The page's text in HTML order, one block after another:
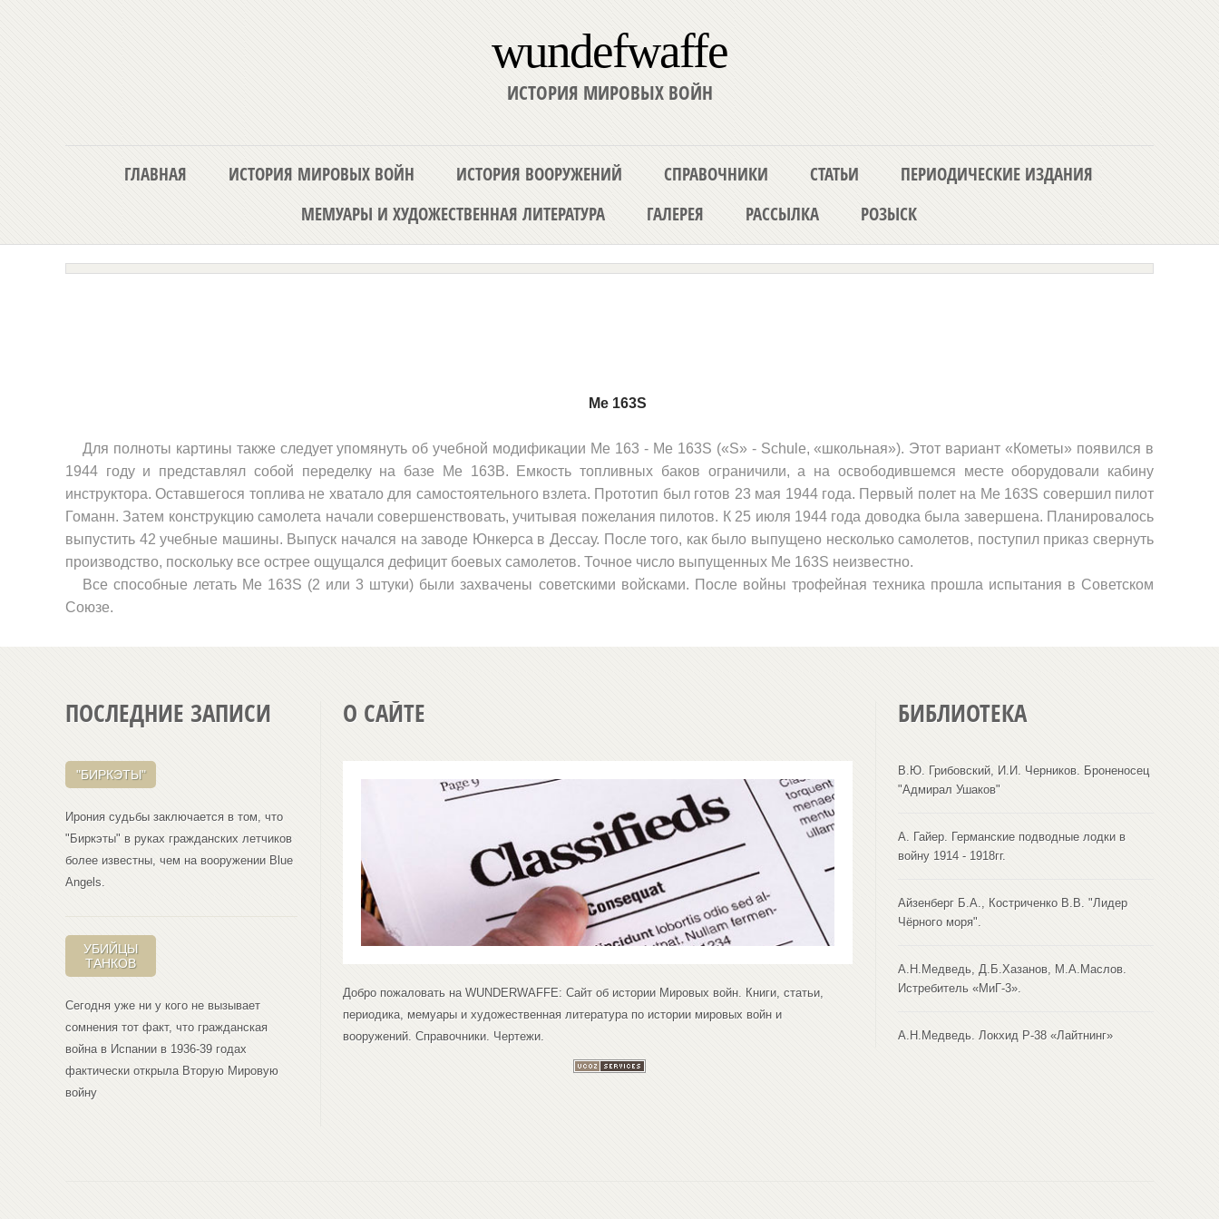
wundefwaffe
ИСТОРИЯ МИРОВЫХ ВОЙН
ГЛАВНАЯ ИСТОРИЯ МИРОВЫХ ВОЙН ИСТОРИЯ ВООРУЖЕНИЙ СПРАВОЧНИКИ СТАТЬИ
ПЕРИОДИЧЕСКИЕ ИЗДАНИЯ
МЕМУАРЫ И ХУДОЖЕСТВЕННАЯ ЛИТЕРАТУРА
ГАЛЕРЕЯ РАССЫЛКА РОЗЫСК
Me 163S
Для полноты картины также следу­ет упомянуть об учебной модификации Me 163 - Me 163S («S» - Schule, «школь­ная»). Этот вариант «Кометы» появил­ся в
1944 году и представлял собой пе­ределку на базе
Me 163 B. Емкость топ­ливных баков ограничили, а на осво­бодившемся месте оборудовали кабину
инструктора. Оставшегося топлива не хватало для самостоятельного взле­та. Прототип был готов 23 мая 1944 года. Первый полет на Me 163S совер­шил пилот
Гоманн. Затем конструк­цию самолета начали совершенство­вать, учитывая пожелания пилотов. К 25 июля 1944 года доводка была завер­шена. Планировалось
выпустить 42 учебные машины. Выпуск начался на заводе Юнкерса в Дессау. После того, как было выпущено несколько самоле­тов, поступил приказ свернуть
производ­ство, поскольку все острее ощущался дефицит боевых самолетов. Точное чис­ло выпущенных Me 163S неизвестно.
Все способные летать Me 163S (2 или 3 штуки) были захвачены советс­кими войсками. После войны трофей­ная техника прошла испытания в Со­ветском
Союзе.
ПОСЛЕДНИЕ ЗАПИСИ
"БИРКЭТЫ"
Ирония судьбы заключается в том, что
"Биркэты" в руках гражданских летчиков
более известны, чем на вооружении Blue
Angеls.
УБИЙЦЫ
ТАНКОВ
Сегодня уже ни у кого не вызывает
сомнения тот факт, что гражданская
война в Испании в 1936-39 годах
фактически открыла Вторую Мировую
войну
О САЙТЕ
Добро пожаловать на WUNDERWAFFE: Сайт об истории Мировых войн. Книги, статьи,
периодика, мемуары и художественная литература по истории мировых войн и
вооружений. Справочники. Чертежи.
БИБЛИОТЕКА
В.Ю. Грибовский, И.И. Черников. Броненосец
"Адмирал Ушаков"
А. Гайер. Германские подводные лодки в
войну 1914 - 1918гг.
Айзенберг Б.А., Костриченко В.В. "Лидер
Чёрного моря".
А.Н.Медведь, Д.Б.Хазанов, М.А.Маслов.
Истребитель «МиГ-3».
А.Н.Медведь. Локхид Р-38 «Лайтнинг»